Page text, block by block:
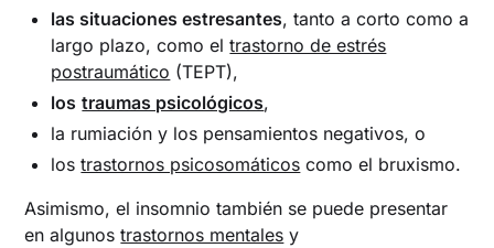
las situaciones estresantes, tanto a corto como a
largo plazo, como eltrastorno de estrés
postraumático (TEPT),
los traumas psicológicos,
la rumiación y los pensamientos negativos, o
lostrastornos psicosomáticos como el bruxismo.
Asimismo, el insomnio también se puede presentar
en algunostrastornos mentales y